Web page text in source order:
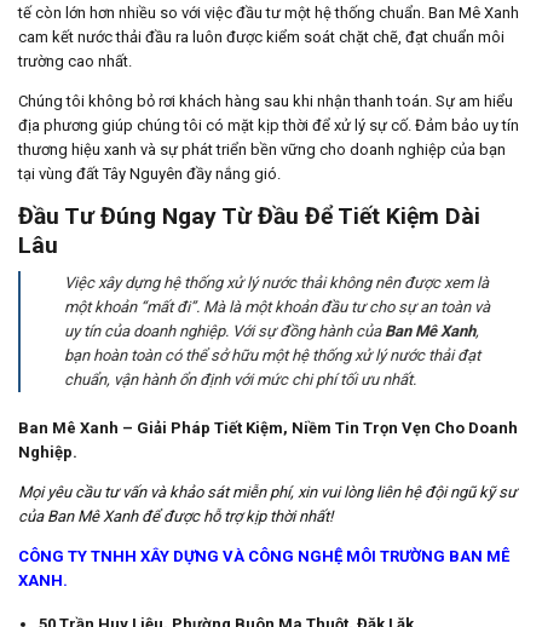
tế còn lớn hơn nhiều so với việc đầu tư một hệ thống chuẩn. Ban Mê Xanh
cam kết nước thải đầu ra luôn được kiểm soát chặt chẽ, đạt chuẩn môi
trường cao nhất.
Chúng tôi không bỏ rơi khách hàng sau khi nhận thanh toán. Sự am hiểu
địa phương giúp chúng tôi có mặt kịp thời để xử lý sự cố. Đảm bảo uy tín
thương hiệu xanh và sự phát triển bền vững cho doanh nghiệp của bạn
tại vùng đất Tây Nguyên đầy nắng gió.
Đầu Tư Đúng Ngay Từ Đầu Để Tiết Kiệm Dài
Lâu
Việc xây dựng hệ thống xử lý nước thải không nên được xem là
một khoản “mất đi”. Mà là một khoản đầu tư cho sự an toàn và
uy tín của doanh nghiệp. Với sự đồng hành của Ban Mê Xanh,
bạn hoàn toàn có thể sở hữu một hệ thống xử lý nước thải đạt
chuẩn, vận hành ổn định với mức chi phí tối ưu nhất.
Ban Mê Xanh – Giải Pháp Tiết Kiệm, Niềm Tin Trọn Vẹn Cho Doanh
Nghiệp.
Mọi yêu cầu tư vấn và khảo sát miễn phí, xin vui lòng liên hệ đội ngũ kỹ sư
của Ban Mê Xanh để được hỗ trợ kịp thời nhất!
CÔNG TY TNHH XÂY DỰNG VÀ CÔNG NGHỆ MÔI TRƯỜNG BAN MÊ
XANH.